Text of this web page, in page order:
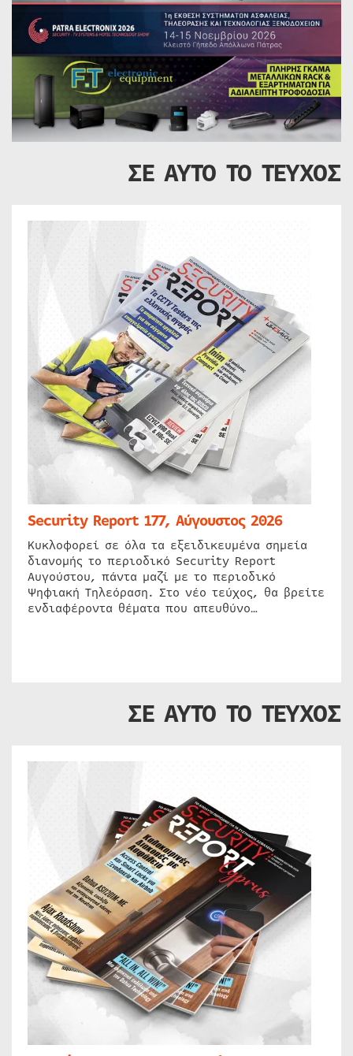
ΣΕ ΑΥΤΟ ΤΟ ΤΕΥΧΟΣ
Security Report 177, Αύγουστος 2026
Κυκλοφορεί σε όλα τα εξειδικευμένα σημεία
διανομής το περιοδικό Security Report
Αυγούστου, πάντα μαζί με το περιοδικό
Ψηφιακή Τηλεόραση. Στο νέο τεύχος, θα βρείτε
ενδιαφέροντα θέματα που απευθύνο…
ΣΕ ΑΥΤΟ ΤΟ ΤΕΥΧΟΣ